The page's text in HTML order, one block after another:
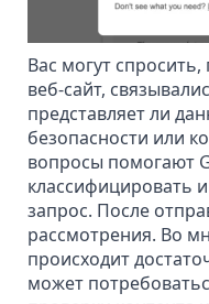
Вас могут
веб-сайт,
представляет ли
безопасности или
вопросы помогают
классифицировать
запрос. После
рассмотрения. Во
происходит
может